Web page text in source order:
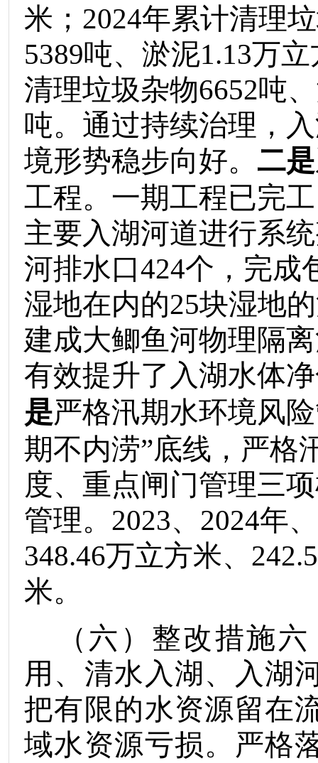
米； 2024年累计清理
5389吨、淤泥1.13万立
清理垃圾杂物6652吨
吨。通过持续治理，
境形势稳步向好。 二是
工程。一期工程已完工
主要入湖河道进行系
河排水口424个，完成
湿地在内的25块湿地
建成大鲫鱼河物理隔
有效提升了入湖水体
是严格汛期水环境风
期不内涝”底线 ，严格
度、重点闸门管理三
管理。 2023、 2024年、
348.46万立方米、
米。
（六） 整改措施六
用、清水入湖、入湖
把有限的水资源留在
域水资源亏损。严格